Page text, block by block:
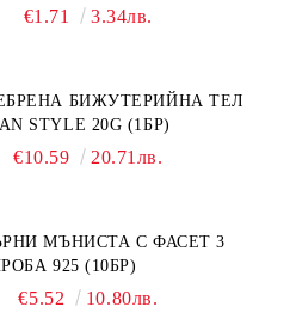
€1.71 3.34лв.
БИЖУТЕРИЙНА ТЕЛ
GERMAN STYLE 20G (1БР)
€10.59 20.71лв.
МЪНИСТА С ФАСЕТ 3
ММ, ПРОБА 925 (10БР)
€5.52 10.80лв.